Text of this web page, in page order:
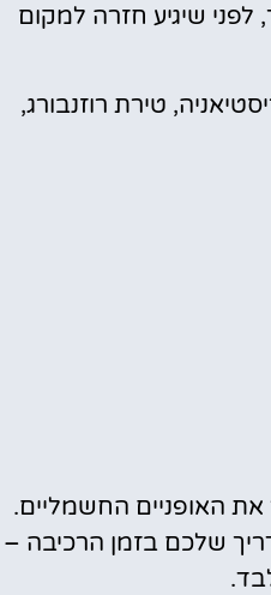
לפני שיגיע חזרה למקום
טירת רוזנבורג,
את האופניים החשמליים.
שלכם בזמן הרכיבה –